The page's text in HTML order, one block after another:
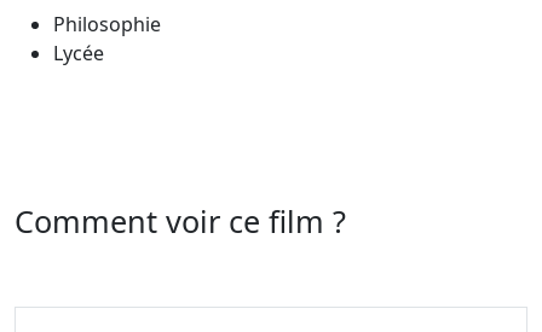
Philosophie
Lycée
Comment voir ce film ?